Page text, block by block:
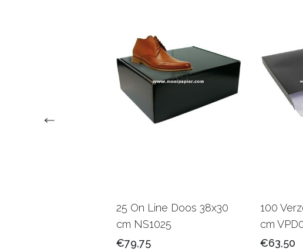
25 On Line Doos 38x30
cm NS1025
€79,75
100
cm
€63,50